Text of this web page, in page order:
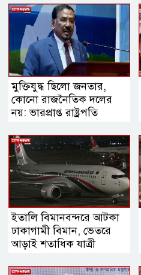
মুক্তিযুদ্ধ ছিলো জনতার,
কোনো রাজনৈতিক দলের
নয়: ভারপ্রাপ্ত রাষ্ট্রপতি
ইতালি বিমানবন্দরে আটকা
ঢাকাগামী বিমান, ভেতরে
আড়াই শতাধিক যাত্রী